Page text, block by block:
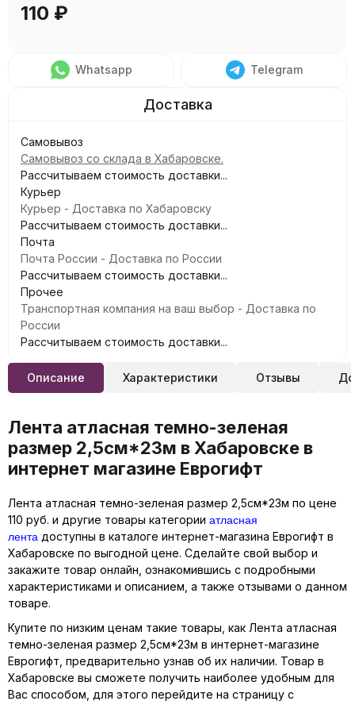
110 ₽
Whatsapp Telegram
Самовывоз
Самовывоз со склада в Хабаровске.
Рассчитываем стоимость доставки...
Курьер
Курьер - Доставка по Хабаровску
Рассчитываем стоимость доставки...
Почта
Почта России - Доставка по России
Рассчитываем стоимость доставки...
Прочее
Транспортная компания на ваш выбор - Доставка по
России
Рассчитываем стоимость доставки...
Описание Характеристики Отзывы
Лента атласная темно-зеленая
размер 2,5см*23м в Хабаровске в
интернет магазине Еврогифт
Лента атласная темно-зеленая размер 2,5см*23м по цене
110 руб. и другие товары категории атласная
лента доступны в каталоге интернет-магазина Еврогифт в
Хабаровске по выгодной цене. Сделайте свой выбор и
закажите товар онлайн, ознакомившись с подробными
характеристиками и описанием, а также отзывами о данном
товаре.
Купите по низким ценам такие товары, как Лента атласная
темно-зеленая размер 2,5см*23м в интернет-магазине
Еврогифт, предварительно узнав об их наличии. Товар в
Хабаровске вы сможете получить наиболее удобным для
Вас способом, для этого перейдите на страницу с